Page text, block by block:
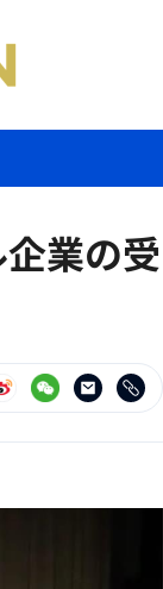
業の受